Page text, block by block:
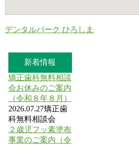
デンタルパーク ひろしま
新着情報
矯正歯科無料相談
会お休みのご案内
（令和８年８月）
2026.07.27矯正歯
科無料相談会
２歳児フッ素塗布
事業のご案内（令